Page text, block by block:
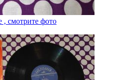
, смотрите фото